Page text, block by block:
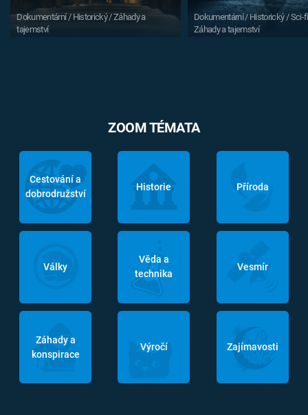
Dokumentární / Historický / Záhady a
tajemství
Dokumentární / Historický / Sci-
Záhady a tajemství
ZOOM TÉMATA
Cestování a
dobrodružství
Historie Příroda
Války
Věda a
technika
Vesmír
Záhady a
konspirace
Výročí Zajímavosti